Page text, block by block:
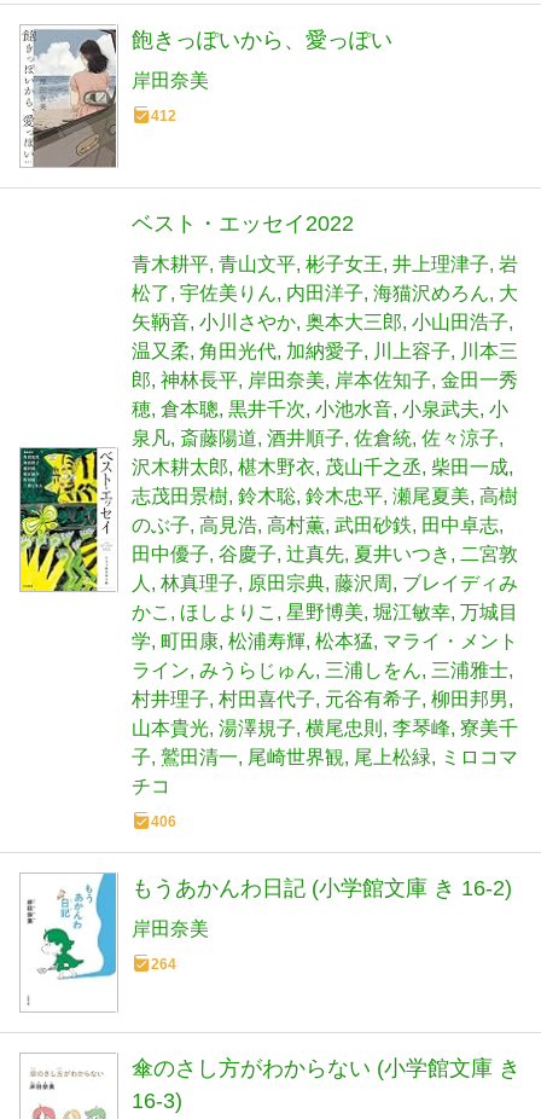
飽きっぽいから、愛っぽい
岸田奈美
412
ベスト・エッセイ2022
青木耕平 青山文平 彬子女王 井上理津子 岩
松了 宇佐美りん 内田洋子 海猫沢めろん 大
矢鞆音 小川さやか 奥本大三郎 小山田浩子
温又柔 角田光代 加納愛子 川上容子
川本三
郎 神林長平 岸田奈美 岸本佐知子 金田一秀
穂 倉本聰 黒井千次 小池水音 小泉武夫 小
泉凡 斎藤陽道 酒井順子 佐倉統 佐々涼子
沢木耕太郎 椹木野衣 茂山千之丞 柴田一成
志茂田景樹 鈴木聡 鈴木忠平 瀬尾夏美 高樹
のぶ子 高見浩 高村薫 武田砂鉄
田中卓志
田中優子 谷慶子 辻真先 夏井いつき
二宮敦
人
林真理子 原田宗典 藤沢周
ブレイディみ
かこ
ほしよりこ 星野博美 堀江敏幸 万城目
学 町田康 松浦寿輝 松本猛 マライ・メント
ライン みうらじゅん 三浦しをん 三浦雅士
村井理子 村田喜代子 元谷有希子 柳田邦男
山本貴光 湯澤規子 横尾忠則 李琴峰 寮美千
子 鷲田清一 尾崎世界観 尾上松緑
ミロコマ
チコ
406
もうあかんわ日記 (小学館文庫 き 16-2)
岸田奈美
264
傘のさし方がわからない (小学館文庫 き
16-3)